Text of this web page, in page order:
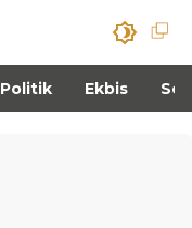
Politik Ekbis